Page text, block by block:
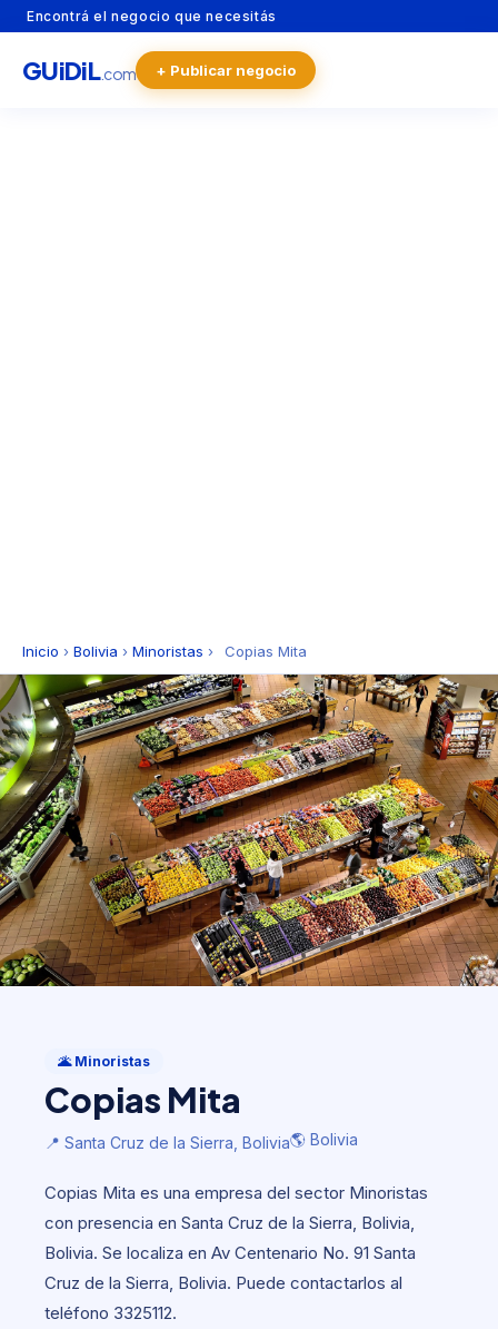
Encontrá el negocio que necesitás
GUiDiL.com + Publicar negocio
Inicio › Bolivia › Minoristas › Copias Mita
Copias Mita
📍 Santa Cruz de la Sierra, Bolivia
🌋 Minoristas
Copias Mita
📍 Santa Cruz de la Sierra, Bolivia🌎 Bolivia
Copias Mita es una empresa del sector Minoristas
con presencia en Santa Cruz de la Sierra, Bolivia,
Bolivia. Se localiza en Av Centenario No. 91 Santa
Cruz de la Sierra, Bolivia. Puede contactarlos al
teléfono 3325112.